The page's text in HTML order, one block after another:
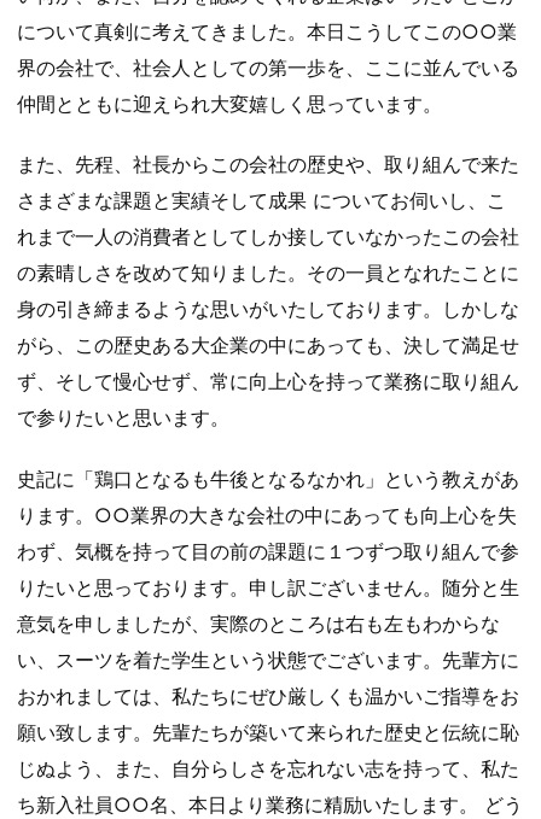
について真剣に考えてきました。本日こうしてこの○○業
界の会社で、社会人としての第一歩を、ここに並んでいる
仲間とともに迎えられ大変嬉しく思っています。
また、先程、社長からこの会社の歴史や、取り組んで来た
さまざまな課題と実績そして成果 についてお伺いし、こ
れまで一人の消費者としてしか接していなかったこの会社
の素晴しさを改めて知りました。その一員となれたことに
身の引き締まるような思いがいたしております。しかしな
がら、この歴史ある大企業の中にあっても、決して満足せ
ず、そして慢心せず、常に向上心を持って業務に取り組ん
で参りたいと思います。
史記に「鶏口となるも牛後となるなかれ」という教えがあ
ります。○○業界の大きな会社の中にあっても向上心を失
わず、気概を持って目の前の課題に１つずつ取り組んで参
りたいと思っております。申し訳ございません。随分と生
意気を申しましたが、実際のところは右も左もわからな
い、スーツを着た学生という状態でございます。先輩方に
おかれましては、私たちにぜひ厳しくも温かいご指導をお
願い致します。先輩たちが築いて来られた歴史と伝統に恥
じぬよう、また、自分らしさを忘れない志を持って、私た
ち新入社員○○名、本日より業務に精励いたします。 どう